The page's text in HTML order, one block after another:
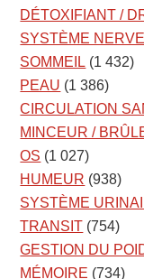
DÉTOXIFIANT /
SYSTÈME
SOMMEIL (1 432)
PEAU (1 386)
CIRCULATION
MINCEUR /
OS (1 027)
HUMEUR (938)
SYSTÈME
TRANSIT (754)
GESTION DU
MÉMOIRE (734)